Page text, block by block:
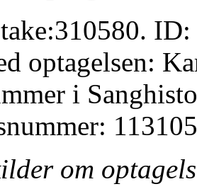
optagelsen:
i
om